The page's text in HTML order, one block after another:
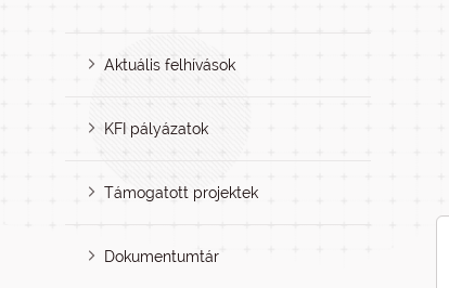
Aktuális felhívások
KFI pályázatok
Támogatott projektek
Dokumentumtár